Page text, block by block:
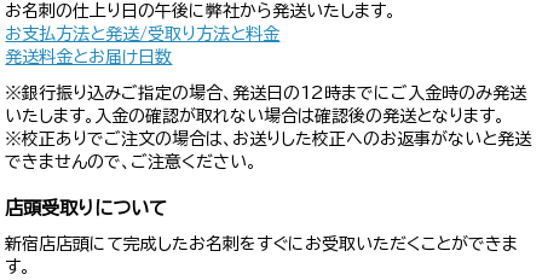
お名刺の仕上り日の午後に弊社から発送いたします。
お支払方法と発送/受取り方法と料金
発送料金とお届け日数
※銀行振り込みご指定の場合、発送日の12時までにご入金時のみ発送
いたします。入金の確認が取れない場合は確認後の発送となります。
※校正ありでご注文の場合は、お送りした校正へのお返事がないと発送
できませんので、ご注意ください。
店頭受取りについて
新宿店店頭にて完成したお名刺をすぐにお受取いただくことができま
す。